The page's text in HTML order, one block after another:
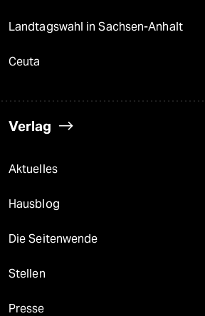
Landtagswahl in Sachsen-Anhalt
Ceuta
Verlag
Aktuelles
Hausblog
Die Seitenwende
Stellen
Presse